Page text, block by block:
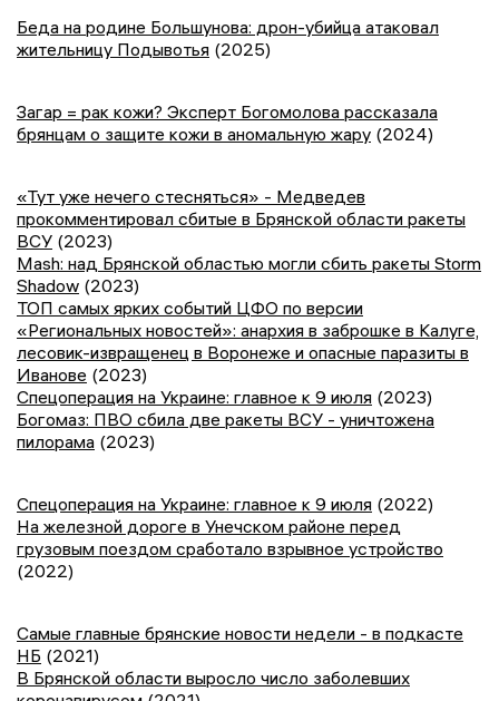
Беда на родине Большунова: дрон-убийца атаковал
жительницу Подывотья (2025)
Загар = рак кожи? Эксперт Богомолова рассказала
брянцам о защите кожи в аномальную жару (2024)
«Тут уже нечего стесняться» - Медведев
прокомментировал сбитые в Брянской области ракеты
ВСУ (2023)
Mash: над Брянской областью могли сбить ракеты Storm
Shadow (2023)
ТОП самых ярких событий ЦФО по версии
«Региональных новостей»: анархия в заброшке в Калуге,
лесовик-извращенец в Воронеже и опасные паразиты в
Иванове (2023)
Спецоперация на Украине: главное к 9 июля (2023)
Богомаз: ПВО сбила две ракеты ВСУ - уничтожена
пилорама (2023)
Спецоперация на Украине: главное к 9 июля (2022)
На железной дороге в Унечском районе перед
грузовым поездом сработало взрывное устройство
(2022)
Самые главные брянские новости недели - в подкасте
НБ (2021)
В Брянской области выросло число заболевших